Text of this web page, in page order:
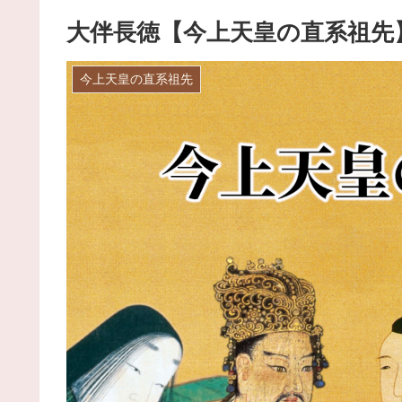
大伴長徳【今上天皇の直系祖先
今上天皇の直系祖先